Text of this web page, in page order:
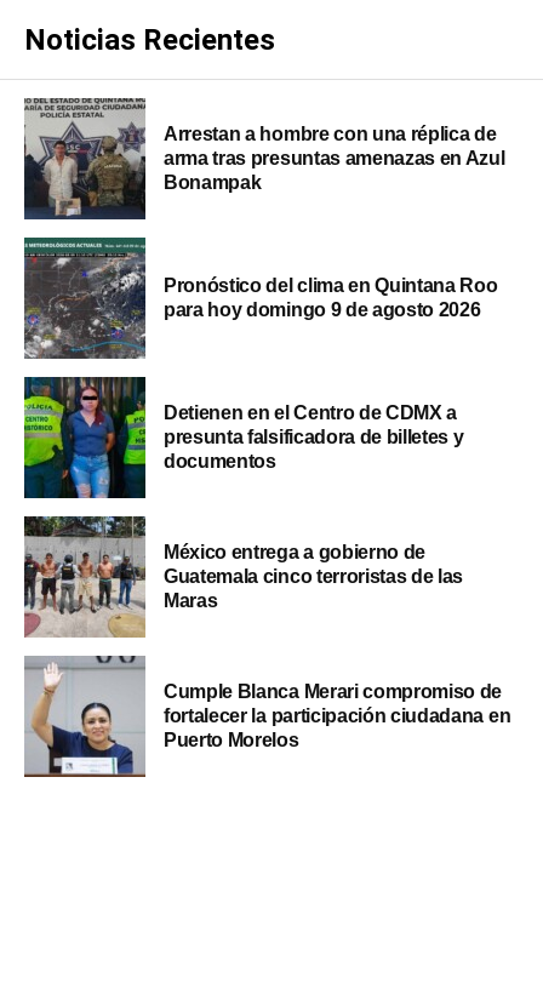
Noticias Recientes
Arrestan a hombre con una réplica de
arma tras presuntas amenazas en Azul
Bonampak
Pronóstico del clima en Quintana Roo
para hoy domingo 9 de agosto 2026
Detienen en el Centro de CDMX a
presunta falsificadora de billetes y
documentos
México entrega a gobierno de
Guatemala cinco terroristas de las
Maras
Cumple Blanca Merari compromiso de
fortalecer la participación ciudadana en
Puerto Morelos